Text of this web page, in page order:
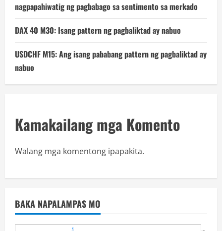
nagpapahiwatig ng pagbabago sa sentimento sa merkado
DAX 40 M30: Isang pattern ng pagbaliktad ay nabuo
USDCHF M15: Ang isang pababang pattern ng pagbaliktad ay
nabuo
Kamakailang mga Komento
Walang mga komentong ipapakita.
BAKA NAPALAMPAS MO